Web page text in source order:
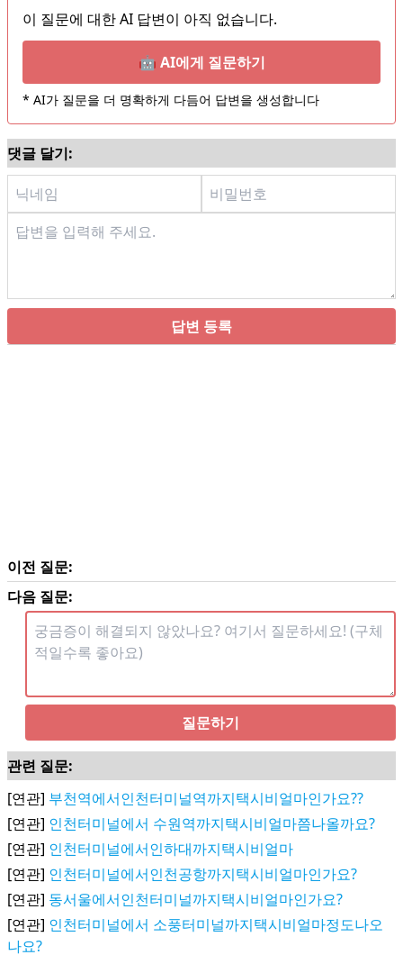
이 질문에 대한 AI 답변이 아직 없습니다.
🤖 AI에게 질문하기
* AI가 질문을 더 명확하게 다듬어 답변을 생성합니다
댓글 달기:
답변 등록
이전 질문:
다음 질문:
질문하기
관련 질문:
[연관] 부천역에서인천터미널역까지택시비얼마인가요??
[연관] 인천터미널에서 수원역까지택시비얼마쯤나올까요?
[연관] 인천터미널에서인하대까지택시비얼마
[연관] 인천터미널에서인천공항까지택시비얼마인가요?
[연관] 동서울에서인천터미널까지택시비얼마인가요?
[연관] 인천터미널에서 소풍터미널까지택시비얼마정도나오
나요?